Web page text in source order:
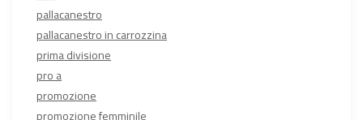
pallacanestro
pallacanestro in carrozzina
prima divisione
pro a
promozione